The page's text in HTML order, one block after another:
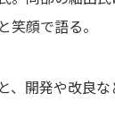
笑顔で語る。
、開発や改良